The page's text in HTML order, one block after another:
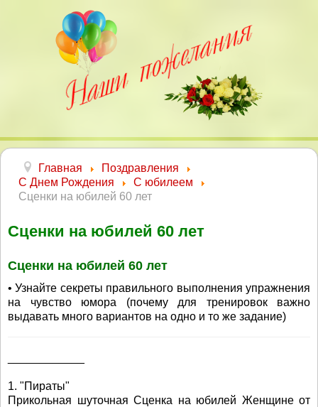
Главная
Поздравления
С Днем Рождения
С юбилеем
Сценки на юбилей 60 лет
Сценки на юбилей 60 лет
Сценки на юбилей 60 лет
• Узнайте секреты правильного выполнения упражнения
на чувство юмора (почему для тренировок важно
выдавать много вариантов на одно и то же задание)
1. "Пираты"
Прикольная шуточная Сценка на юбилей Женщине от